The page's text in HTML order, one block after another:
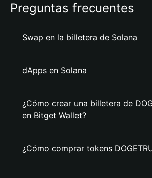
Preguntas frecuentes
Swap en la billetera de Solana
dApps en Solana
¿Cómo crear una billetera de
en Bitget Wallet?
¿Cómo comprar tokens